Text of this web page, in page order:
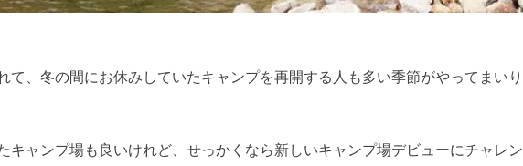
て、冬の間にお休みしていたキャンプを再開する人も多い季節がやってまいり
キャンプ場も良いけれど、せっかくなら新しいキャンプ場デビューにチャレン